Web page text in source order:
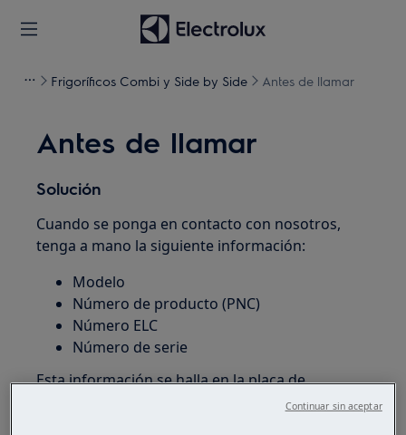
Frigoríficos Combi y Side by Side Antes de llamar
Antes de llamar
Solución
Cuando se ponga en contacto con nosotros,
tenga a mano la siguiente información:
Modelo
Número de producto (PNC)
Número ELC
Número de serie
Esta información se halla en la placa de
características del electrodoméstico.Continuar sin aceptar